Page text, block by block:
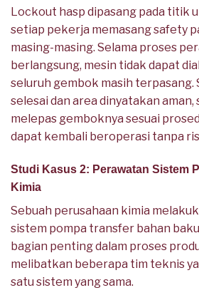
Lockout hasp dipasang pada titik
setiap pekerja memasang safety
masing-masing. Selama proses
berlangsung, mesin tidak dapat
seluruh gembok masih
selesai dan area dinyatakan aman,
melepas gemboknya sesuai
dapat kembali beroperasi tanpa
Studi Kasus 2: Perawatan Sistem
Kimia
Sebuah perusahaan kimia
sistem pompa transfer bahan
bagian penting dalam proses
melibatkan beberapa tim teknis
satu sistem yang sama.